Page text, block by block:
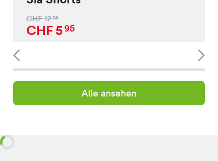
CHF1295
CHF595
Alle ansehen